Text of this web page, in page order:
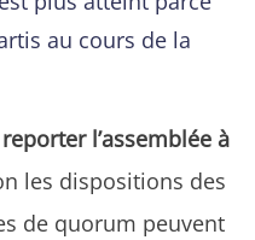
au cours de la
l’assemblée à
les dispositions des
de quorum peuvent